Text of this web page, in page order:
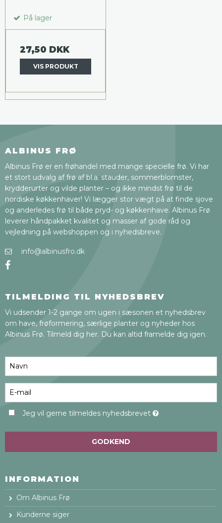
På lager
27,50 DKK
VIS PRODUKT
ALBINUS FRØ
Albinus Frø er en frøhandel med mange specielle frø. Vi har
et stort udvalg af frø af bl.a. stauder, sommerblomster,
krydderurter og vilde planter – og ikke mindst frø til de
nordiske køkkenhaver! Vi lægger stor vægt på at finde sjove
og anderledes frø til både pryd- og køkkenhave. Albinus Frø
leverer håndpakket kvalitet og masser af gode råd og
vejledning på webshoppen og i nyhedsbreve.
info@albinusfro.dk
TILMELDING TIL NYHEDSBREV
Vi udsender 1-2 gange om ugen i sæsonen et nyhedsbrev
om have, frøformering, særlige planter og nyheder hos
Albinus Frø. Tilmeld dig her. Du kan altid framelde dig igen.
Jeg vil gerne tilmeldes nyhedsbrevet
GODKEND
INFORMATION
Om Albinus Frø
Kunderne siger